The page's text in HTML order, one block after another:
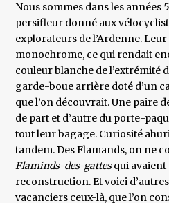
Nous sommes dans les années
persifleur donné aux
explorateurs de l’Ardenne.
monochrome, ce qui rendait
couleur blanche de l’extrémité
garde-boue arrière doté d’un
que l’on découvrait. Une paire
de part et d’autre du porte-
tout leur bagage. Curiosité
tandem. Des Flamands, on ne
Flaminds-des-gattesqui
reconstruction. Et voici
vacanciers ceux-là, que l’on